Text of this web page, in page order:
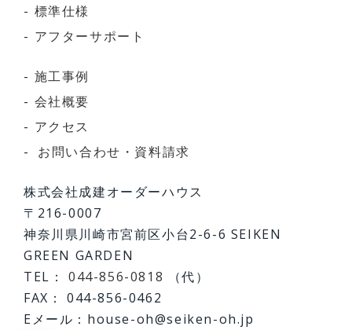
標準仕様
アフターサポート
施工事例
会社概要
アクセス
お問い合わせ・資料請求
株式会社成建オーダーハウス
〒216-0007
神奈川県川崎市宮前区小台2-6-6 SEIKEN
GREEN GARDEN
TEL： 044-856-0818
（代）
FAX： 044-856-0462
Eメール：house-oh@seiken-oh.jp